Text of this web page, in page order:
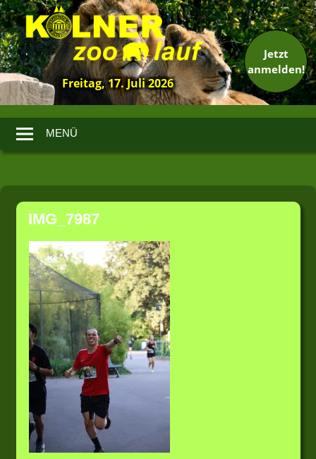
13.
Kölner
Zoolauf
Freitag, 17. Juli 2026
Jetzt
anmelden!
MENÜ
Zum
Inhalt
springenIMG_7987